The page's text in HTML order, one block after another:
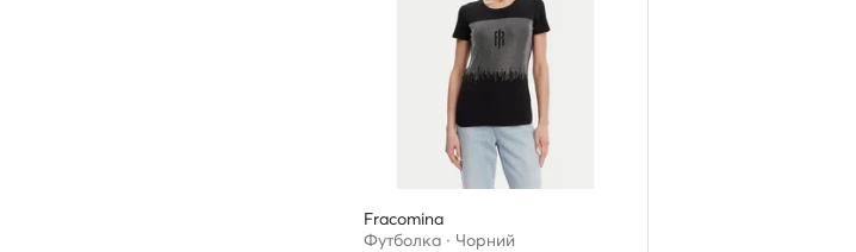
Fracomina
Футболка · Чорний